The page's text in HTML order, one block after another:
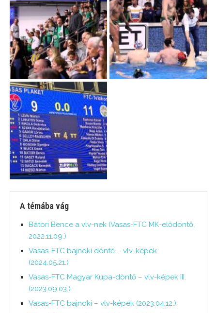
A témába vág
Bátori Bence a vlv-nek (Vasas-FTC MK-elődöntő,
2022.11.09.)
Vasas-FTC bajnoki döntő – vlv-képek
(2024.05.21.)
Vasas-FTC Magyar Kupa-döntő – vlv-képek III.
(2023.09.03.)
Vasas-FTC bajnoki – vlv-képek (2023.04.12.)